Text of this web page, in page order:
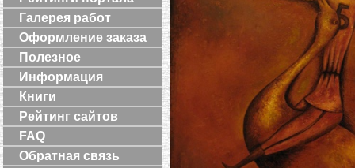
Галерея работ
Оформление заказа
Полезное
Информация
Книги
Рейтинг сайтов
FAQ
Обратная связь